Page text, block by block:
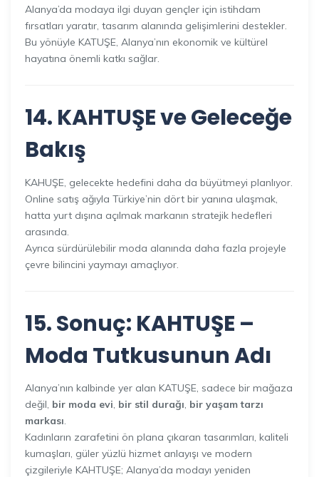
Alanya’da modaya ilgi duyan gençler için istihdam
fırsatları yaratır, tasarım alanında gelişimlerini destekler.
Bu yönüyle KATUŞE, Alanya’nın ekonomik ve kültürel
hayatına önemli katkı sağlar.
14. KAHTUŞE ve Geleceğe
Bakış
KAHUŞE, gelecekte hedefini daha da büyütmeyi planlıyor.
Online satış ağıyla Türkiye’nin dört bir yanına ulaşmak,
hatta yurt dışına açılmak markanın stratejik hedefleri
arasında.
Ayrıca sürdürülebilir moda alanında daha fazla projeyle
çevre bilincini yaymayı amaçlıyor.
15. Sonuç: KAHTUŞE –
Moda Tutkusunun Adı
Alanya’nın kalbinde yer alan KATUŞE, sadece bir mağaza
değil, bir moda evi, bir stil durağı, bir yaşam tarzı
markası.
Kadınların zarafetini ön plana çıkaran tasarımları, kaliteli
kumaşları, güler yüzlü hizmet anlayışı ve modern
çizgileriyle KAHTUŞE; Alanya’da modayı yeniden